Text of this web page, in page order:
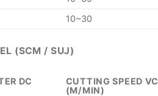
10~30
(SCM / SUJ)
DC
CUTTING SPEED VC
(M/MIN)